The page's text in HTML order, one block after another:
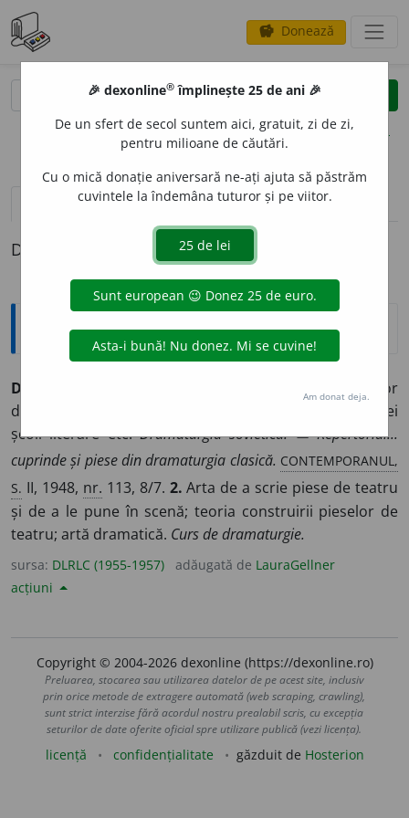
savings Donează
clear
opțiuni
definiții (1) pronunțievolume_up (21)
Definiția cu ID-ul 909714:
Explicative DEX
DRAMATURG
Totalitatea producțiilor
dramatice care aparțin unui popor, unei epoci, unei
școli literare etc.Dramaturgia sovietică.▭Repertoriul...
cuprinde și piese din dramaturgia clasică. CONTEMPORANUL,
S. II, 1948, nr. 113, 8/7. 2. Arta de a scrie piese de teatru
și de a le pune în scenă; teoria construirii pieselor de
teatru; artă dramatică. Curs de dramaturgie.
sursa: DLRLC (1955-1957) adăugată de LauraGellner
acțiuni
Copyright © 2004-2026 dexonline (https://dexonline.ro)
Preluarea, stocarea sau utilizarea datelor de pe acest site, inclusiv
prin orice metode de extragere automată (web scraping, crawling),
sunt strict interzise fără acordul nostru prealabil scris, cu excepția
seturilor de date oferite oficial spre utilizare publică (vezi licența).
licență confidențialitate găzduit de Hosterion
🎉 dexonline® împlinește 25 de ani 🎉
De un sfert de secol suntem aici, gratuit, zi de zi,
pentru milioane de căutări.
Cu o mică donație aniversară ne-ați ajuta să păstrăm
cuvintele la îndemâna tuturor și pe viitor.
Am donat deja.